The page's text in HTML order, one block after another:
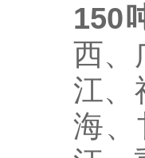
150
西、
江、
海、